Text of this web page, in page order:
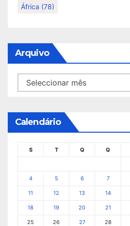
África (78)
Arquivo
Arquivo
Calendário
S T Q Q
4 5 6 7
11 12 13 14
18 19 20 21
25 26 27 28